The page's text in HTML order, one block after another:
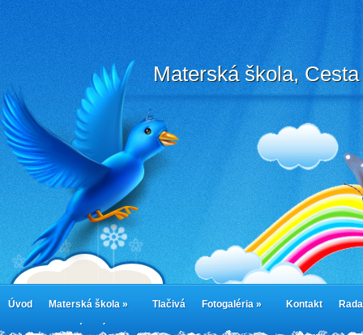
Materská škola,
Úvod Materská škola » Tlačivá Fotogaléria » Kontakt
cookies Jedálny lístok Cookie Policy